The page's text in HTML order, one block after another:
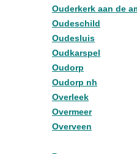
Ouderkerk aan de
Oudeschild
Oudesluis
Oudkarspel
Oudorp
Oudorp nh
Overleek
Overmeer
Overveen